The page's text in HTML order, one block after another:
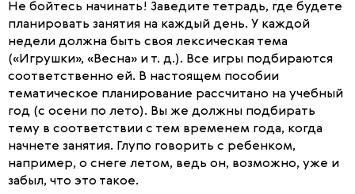
Не бойтесь начинать! Заведите тетрадь, где будете
планировать занятия на каждый день. У каждой
недели должна быть своя лексическая тема
(«Игрушки», «Весна» и т. д.). Все игры подбираются
соответственно ей. В настоящем пособии
тематическое планирование рассчитано на учебный
год (с осени по лето). Вы же должны подбирать
тему в соответствии с тем временем года, когда
начнете занятия. Глупо говорить с ребенком,
например, о снеге летом, ведь он, возможно, уже и
забыл, что это такое.